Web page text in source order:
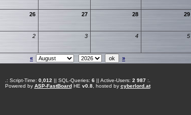
26 27 28 29
2 3 4 5
«
»
.: Script-Time: 0,012 || SQL-Queries: 6|| Active-Users: 2 987:.
Powered by ASP-FastBoardHE v0.8, hosted by cyberlord.at